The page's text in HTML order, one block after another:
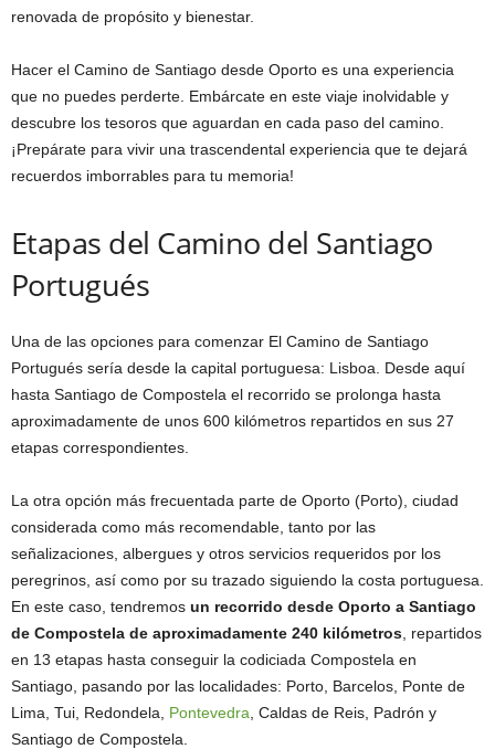
renovada de propósito y bienestar.
Hacer el Camino de Santiago desde Oporto es una experiencia
que no puedes perderte. Embárcate en este viaje inolvidable y
descubre los tesoros que aguardan en cada paso del camino.
¡Prepárate para vivir una trascendental experiencia que te dejará
recuerdos imborrables para tu memoria!
Etapas del Camino del Santiago
Portugués
Una de las opciones para comenzar El Camino de Santiago
Portugués sería desde la capital portuguesa: Lisboa. Desde aquí
hasta Santiago de Compostela el recorrido se prolonga hasta
aproximadamente de unos 600 kilómetros repartidos en sus 27
etapas correspondientes.
La otra opción más frecuentada parte de Oporto (Porto), ciudad
considerada como más recomendable, tanto por las
señalizaciones, albergues y otros servicios requeridos por los
peregrinos, así como por su trazado siguiendo la costa portuguesa.
En este caso, tendremos un recorrido desde Oporto a Santiago
de Compostela de aproximadamente 240 kilómetros , repartidos
en 13 etapas hasta conseguir la codiciada Compostela en
Santiago, pasando por las localidades: Porto, Barcelos, Ponte de
Lima, Tui, Redondela, Pontevedra , Caldas de Reis, Padrón y
Santiago de Compostela.